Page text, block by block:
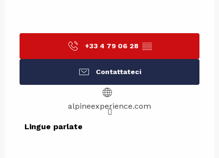
+33 4 79 06 28 ▒▒
Contattateci
alpineexperience.com
Lingue parlate
Lingue parlate